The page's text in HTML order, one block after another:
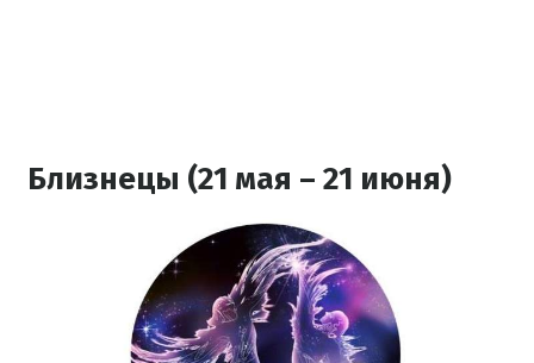
Близнецы (21 мая – 21 июня)